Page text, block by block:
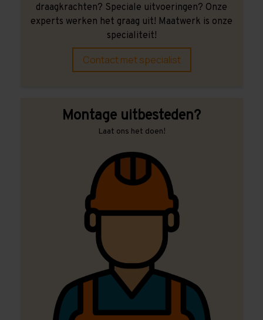
draagkrachten? Speciale uitvoeringen? Onze
experts werken het graag uit! Maatwerk is onze
specialiteit!
Contact met specialist
Montage uitbesteden?
Laat ons het doen!